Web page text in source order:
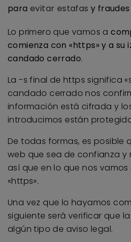
para evitar estafas y fraudes
Lo primero que vamos a
comienza con «https» y a su
candado cerrado.
La -s final de https significa
candado cerrado nos
información está cifrada y
introducimos están
De todas formas, es posible
web que sea de confianza
así que en lo que nos
«https».
Una vez que lo hayamos
siguiente será verificar que
algún tipo de aviso legal.